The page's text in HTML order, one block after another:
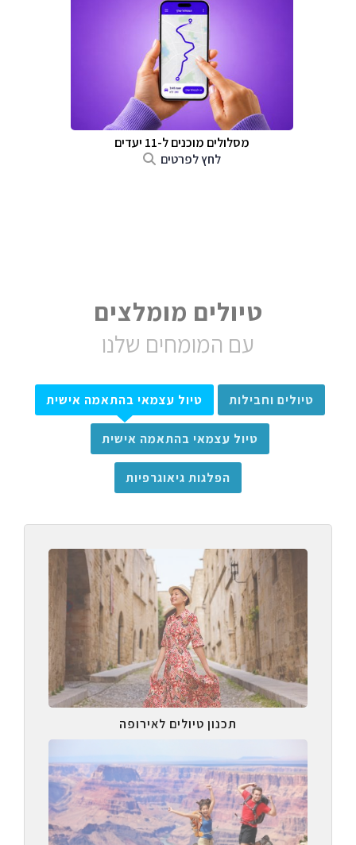
מסלולים מוכנים ל-11 יעדים
לחץ לפרטים
טיולים מומלצים
עם המומחים שלנו
טיולים וחבילות טיול עצמאי בהתאמה אישית
טיול עצמאי בהתאמה אישית
הפלגות גיאוגרפיות
תכנון טיולים לאירופה